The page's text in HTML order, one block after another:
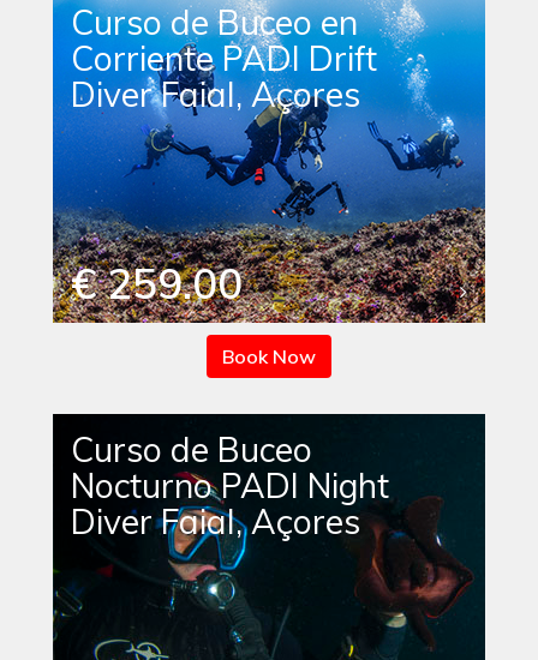
Curso de Buceo en
Corriente PADI Drift
Diver Faial, Açores
€ 259.00
Book Now
Curso de Buceo
Nocturno PADI Night
Diver Faial, Açores